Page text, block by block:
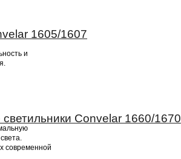
1605/1607
и
Convelar 1660/1670
современной